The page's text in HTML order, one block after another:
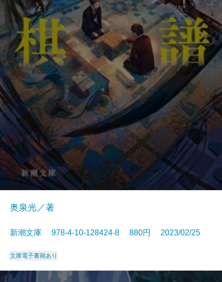
奥泉光／著
新潮文庫 978-4-10-128424-8 880円 2023/02/25
文庫電子書籍あり